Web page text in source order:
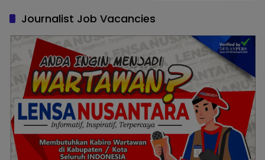
Journalist Job Vacancies